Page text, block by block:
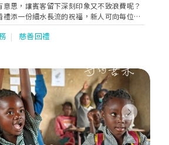
思，讓賓客留下深刻印象又不致浪費呢？
添一份細水長流的祝福，新人可向每位賓
購買小禮物的款項，則會捐助貧窮地區，支
遠造福社群，彰顯您倆的愛無窮。
慈善回禮
Next